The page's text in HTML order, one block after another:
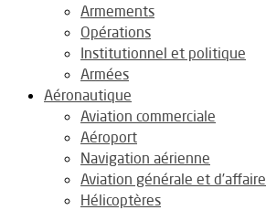
Armements
Opérations
Institutionnel et politique
Armées
Aéronautique
Aviation commerciale
Aéroport
Navigation aérienne
Aviation générale et d’affaire
Hélicoptères